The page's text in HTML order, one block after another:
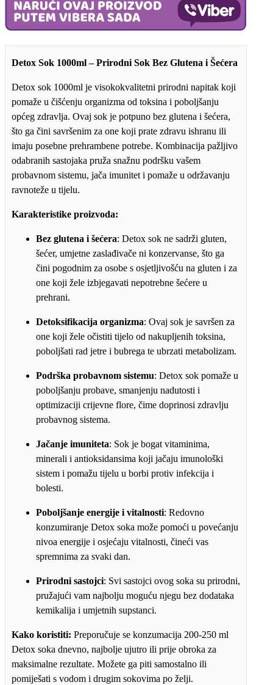
glutena
bez
količina
Detox Sok 1000ml – Prirodni Sok Bez Glutena i Šećera
Detox sok 1000ml je visokokvalitetni prirodni napitak koji
pomaže u čišćenju organizma od toksina i poboljšanju
općeg zdravlja. Ovaj sok je potpuno bez glutena i šećera,
što ga čini savršenim za one koji prate zdravu ishranu ili
imaju posebne prehrambene potrebe. Kombinacija pažljivo
odabranih sastojaka pruža snažnu podršku vašem
probavnom sistemu, jača imunitet i pomaže u održavanju
ravnoteže u tijelu.
Karakteristike proizvoda:
Bez glutena i šećera: Detox sok ne sadrži gluten,
šećer, umjetne zaslađivače ni konzervanse, što ga
čini pogodnim za osobe s osjetljivošću na gluten i za
one koji žele izbjegavati nepotrebne šećere u
prehrani.
Detoksifikacija organizma: Ovaj sok je savršen za
one koji žele očistiti tijelo od nakupljenih toksina,
poboljšati rad jetre i bubrega te ubrzati metabolizam.
Podrška probavnom sistemu: Detox sok pomaže u
poboljšanju probave, smanjenju nadutosti i
optimizaciji crijevne flore, čime doprinosi zdravlju
probavnog sistema.
Jačanje imuniteta: Sok je bogat vitaminima,
minerali i antioksidansima koji jačaju imunološki
sistem i pomažu tijelu u borbi protiv infekcija i
bolesti.
Poboljšanje energije i vitalnosti: Redovno
konzumiranje Detox soka može pomoći u povećanju
nivoa energije i osjećaju vitalnosti, čineći vas
spremnima za svaki dan.
Prirodni sastojci: Svi sastojci ovog soka su prirodni,
pružajući vam najbolju moguću njegu bez dodataka
kemikalija i umjetnih supstanci.
Kako koristiti: Preporučuje se konzumacija 200-250 ml
Detox soka dnevno, najbolje ujutro ili prije obroka za
maksimalne rezultate. Možete ga piti samostalno ili
pomiješati s vodom i drugim sokovima po želji.